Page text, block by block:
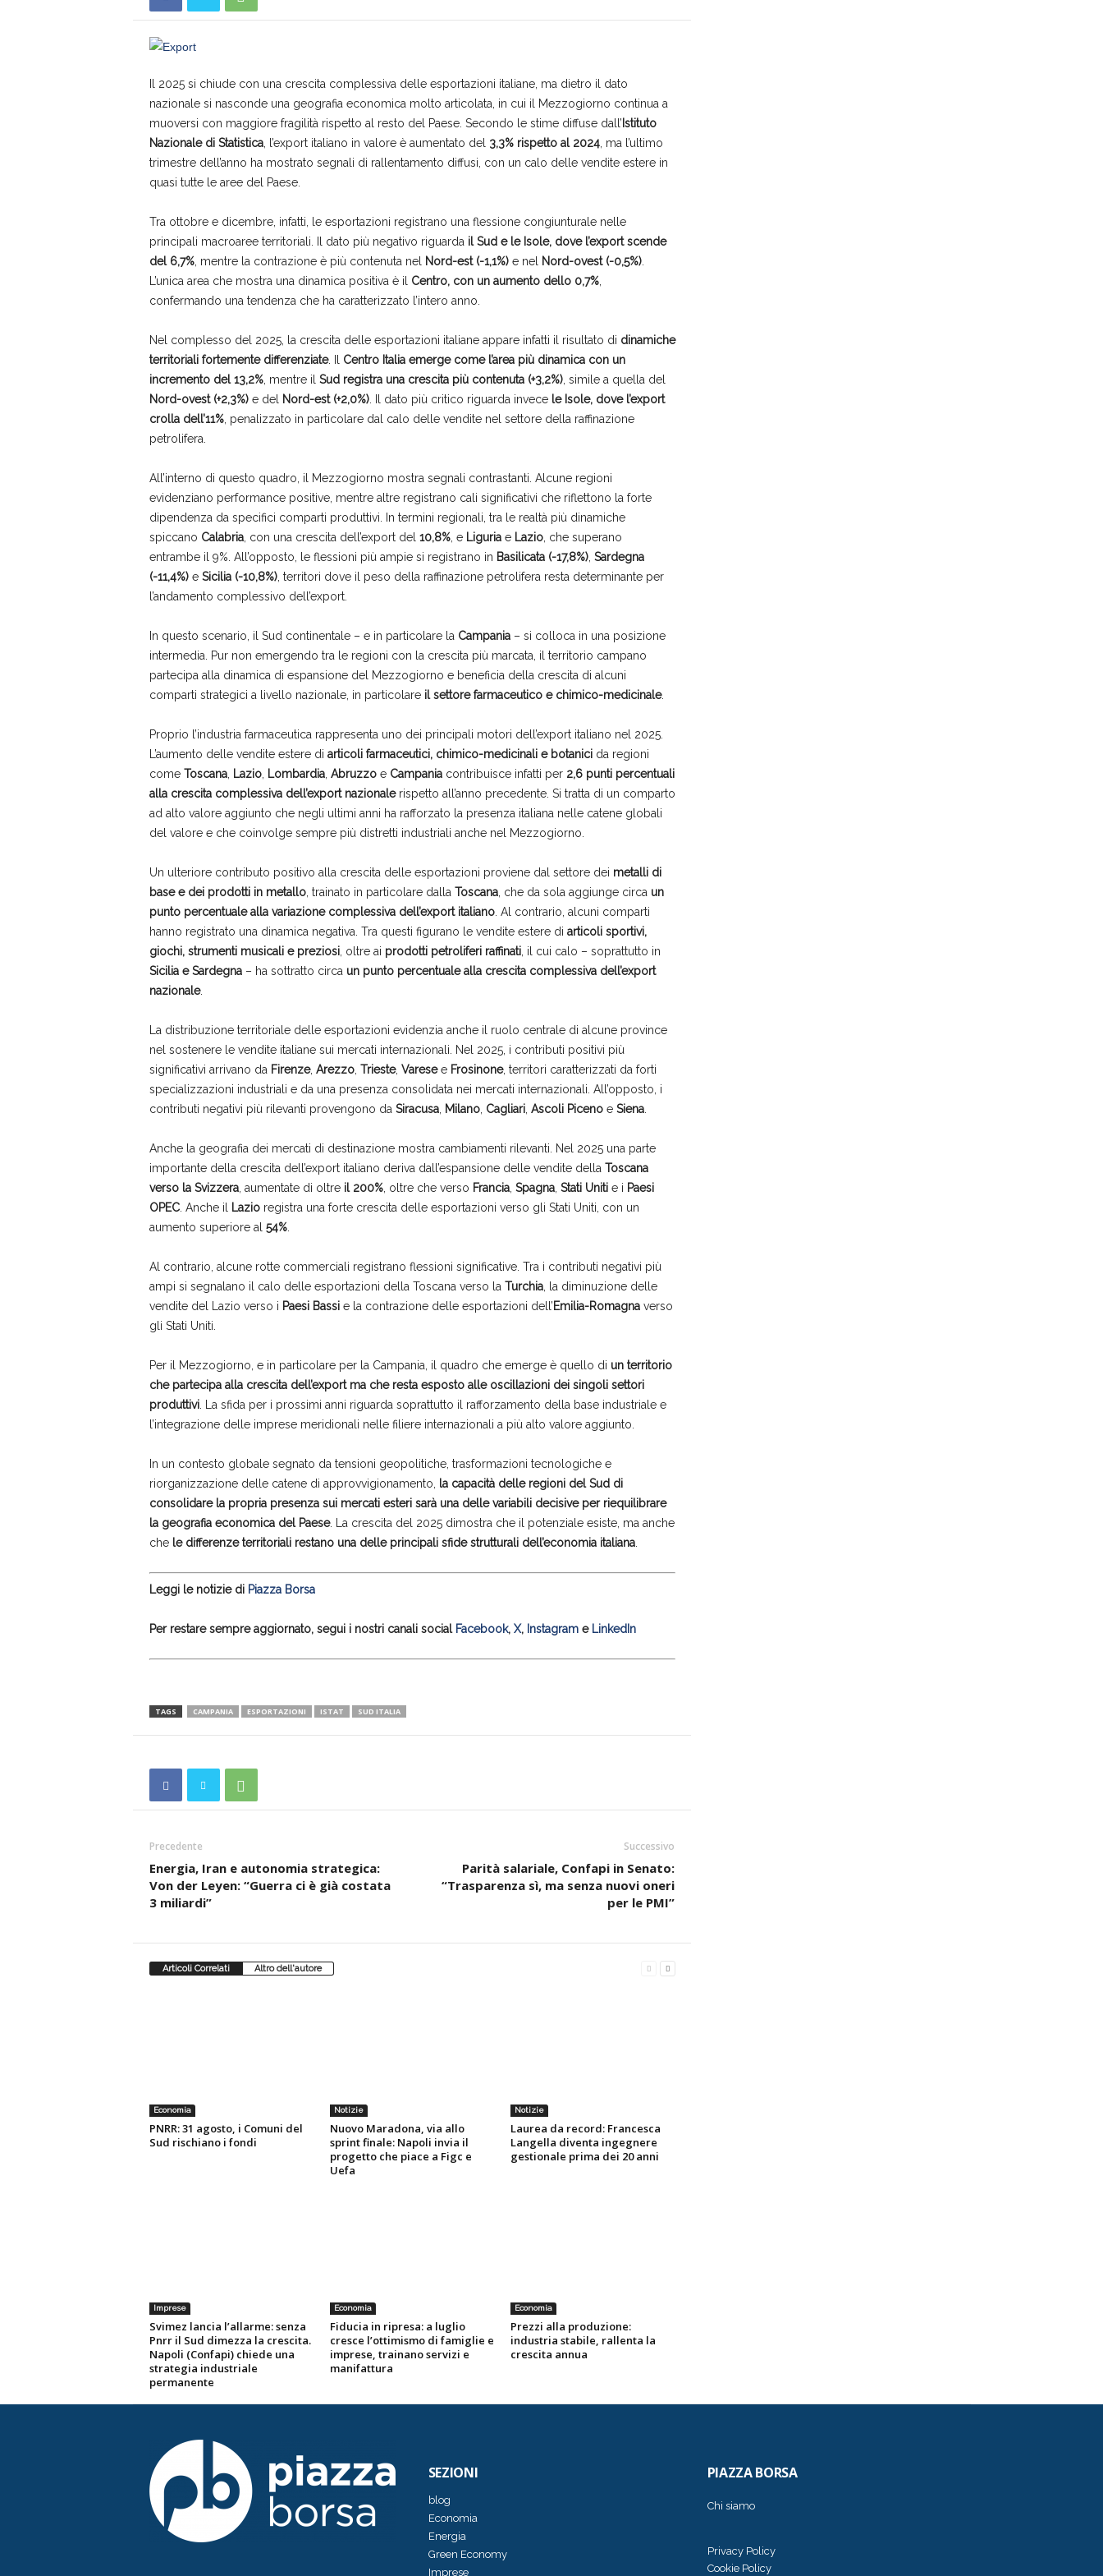
Il 2025 si chiude con una crescita complessiva delle esportazioni italiane, ma dietro il dato
nazionale si nasconde una geografia economica molto articolata, in cui il Mezzogiorno continua a
muoversi con maggiore fragilità rispetto al resto del Paese. Secondo le stime diffuse dall’ Istituto
Nazionale di Statistica, l’export italiano in valore è aumentato del 3,3% rispetto al 2024, ma l’ultimo
trimestre dell’anno ha mostrato segnali di rallentamento diffusi, con un calo delle vendite estere in
quasi tutte le aree del Paese.
Tra ottobre e dicembre, infatti, le esportazioni registrano una flessione congiunturale nelle
principali macroaree territoriali. Il dato più negativo riguarda il Sud e le Isole, dove l’export scende
del 6,7%, mentre la contrazione è più contenuta nel Nord-est (-1,1%)e nel Nord-ovest (-0,5%).
L’unica area che mostra una dinamica positiva è il Centro, con un aumento dello 0,7%,
confermando una tendenza che ha caratterizzato l’intero anno.
Nel complesso del 2025, la crescita delle esportazioni italiane appare infatti il risultato di dinamiche
territoriali fortemente differenziate. Il Centro Italia emerge come l’area più dinamica con un
incremento del 13,2%, mentre il Sud registra una crescita più contenuta (+3,2%), simile a quella del
Nord-ovest (+2,3%)e del Nord-est (+2,0%). Il dato più critico riguarda invece le Isole, dove l’export
crolla dell’11%, penalizzato in particolare dal calo delle vendite nel settore della raffinazione
petrolifera.
All’interno di questo quadro, il Mezzogiorno mostra segnali contrastanti. Alcune regioni
evidenziano performance positive, mentre altre registrano cali significativi che riflettono la forte
dipendenza da specifici comparti produttivi. In termini regionali, tra le realtà più dinamiche
spiccano Calabria, con una crescita dell’export del 10,8%, e Liguriae Lazio, che superano
entrambe il 9%. All’opposto, le flessioni più ampie si registrano in Basilicata(-17,8%), Sardegna
(-11,4%)e Sicilia(-10,8%), territori dove il peso della raffinazione petrolifera resta determinante per
l’andamento complessivo dell’export.
In questo scenario, il Sud continentale – e in particolare la Campania– si colloca in una posizione
intermedia. Pur non emergendo tra le regioni con la crescita più marcata, il territorio campano
partecipa alla dinamica di espansione del Mezzogiorno e beneficia della crescita di alcuni
comparti strategici a livello nazionale, in particolare il settore farmaceutico e chimico-medicinale.
Proprio l’industria farmaceutica rappresenta uno dei principali motori dell’export italiano nel 2025.
L’aumento delle vendite estere di articoli farmaceutici, chimico-medicinali e botanicida regioni
come Toscana, Lazio, Lombardia, Abruzzoe Campaniacontribuisce infatti per 2,6 punti percentuali
alla crescita complessiva dell’export nazionalerispetto all’anno precedente. Si tratta di un comparto
ad alto valore aggiunto che negli ultimi anni ha rafforzato la presenza italiana nelle catene globali
del valore e che coinvolge sempre più distretti industriali anche nel Mezzogiorno.
Un ulteriore contributo positivo alla crescita delle esportazioni proviene dal settore dei metalli di
base e dei prodotti in metallo, trainato in particolare dalla Toscana, che da sola aggiunge circa un
punto percentuale alla variazione complessiva dell’export italiano. Al contrario, alcuni comparti
hanno registrato una dinamica negativa. Tra questi figurano le vendite estere di articoli sportivi,
giochi, strumenti musicali e preziosi, oltre ai prodotti petroliferi raffinati, il cui calo – soprattutto in
Sicilia e Sardegna– ha sottratto circa un punto percentuale alla crescita complessiva dell’export
nazionale.
La distribuzione territoriale delle esportazioni evidenzia anche il ruolo centrale di alcune province
nel sostenere le vendite italiane sui mercati internazionali. Nel 2025, i contributi positivi più
significativi arrivano da Firenze, Arezzo, Trieste, Varesee Frosinone, territori caratterizzati da forti
specializzazioni industriali e da una presenza consolidata nei mercati internazionali. All’opposto, i
contributi negativi più rilevanti provengono da Siracusa, Milano, Cagliari, Ascoli Picenoe Siena.
Anche la geografia dei mercati di destinazione mostra cambiamenti rilevanti. Nel 2025 una parte
importante della crescita dell’export italiano deriva dall’espansione delle vendite della Toscana
verso la Svizzera, aumentate di oltre il 200%, oltre che verso Francia, Spagna, Stati Unitie i Paesi
OPEC. Anche il Lazioregistra una forte crescita delle esportazioni verso gli Stati Uniti, con un
aumento superiore al 54%.
Al contrario, alcune rotte commerciali registrano flessioni significative. Tra i contributi negativi più
ampi si segnalano il calo delle esportazioni della Toscana verso la Turchia, la diminuzione delle
vendite del Lazio verso i Paesi Bassie la contrazione delle esportazioni dell’Emilia-Romagnaverso
gli Stati Uniti.
Per il Mezzogiorno, e in particolare per la Campania, il quadro che emerge è quello di un territorio
che partecipa alla crescita dell’export ma che resta esposto alle oscillazioni dei singoli settori
produttivi. La sfida per i prossimi anni riguarda soprattutto il rafforzamento della base industriale e
l’integrazione delle imprese meridionali nelle filiere internazionali a più alto valore aggiunto.
In un contesto globale segnato da tensioni geopolitiche, trasformazioni tecnologiche e
riorganizzazione delle catene di approvvigionamento,
la capacità delle regioni del Sud di
consolidare la propria presenza sui mercati esteri sarà una delle variabili decisive per riequilibrare
la geografia economica del Paese. La crescita del 2025 dimostra che il potenziale esiste, ma anche
che le differenze territoriali restano una delle principali sfide strutturali dell’economia italiana.
Leggi le notizie di Piazza Borsa
Per restare sempre aggiornato, segui i nostri canali social Facebook, X, Instagram e LinkedIn
TAGS CAMPANIA ESPORTAZIONI ISTAT SUD ITALIA
Precedente
Energia, Iran e autonomia strategica:
Von der Leyen: “Guerra ci è già costata
3 miliardi”
Successivo
Parità salariale, Confapi in Senato:
“Trasparenza sì, ma senza nuovi oneri
per le PMI”
Articoli Correlati Altro dell'autore
Economia
PNRR: 31 agosto, i Comuni del
Sud rischiano i fondi
Notizie
Nuovo Maradona, via allo
sprint finale: Napoli invia il
progetto che piace a Figc e
Uefa
Notizie
Laurea da record: Francesca
Langella diventa ingegnere
gestionale prima dei 20 anni
Imprese
Svimez lancia l’allarme: senza
Pnrr il Sud dimezza la crescita.
Napoli (Confapi) chiede una
strategia industriale
permanente
Economia
Fiducia in ripresa: a luglio
cresce l’ottimismo di famiglie e
imprese, trainano servizi e
manifattura
Economia
Prezzi alla produzione:
industria stabile, rallenta la
crescita annua
SEZIONI
blog
Economia
Energia
Green Economy
Imprese
PIAZZA BORSA
Chi siamo
Privacy Policy
Cookie Policy